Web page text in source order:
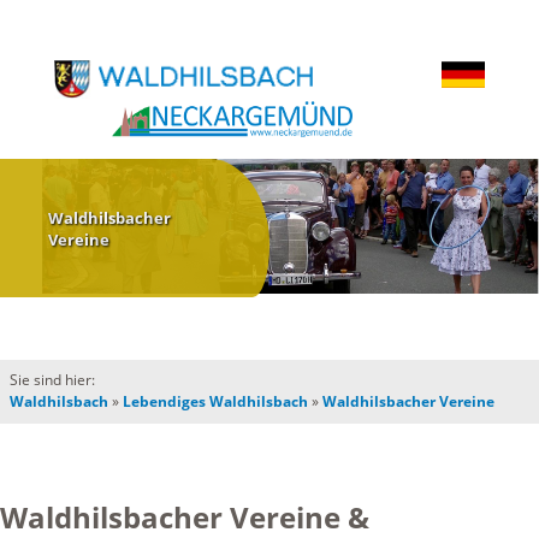
Waldhilsbacher
Vereine
Sie sind hier:
Waldhilsbach » Lebendiges Waldhilsbach »Waldhilsbacher Vereine
Waldhilsbacher Vereine &